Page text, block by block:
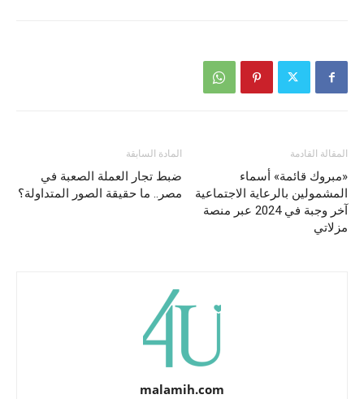
المادة السابقة
ضبط تجار العملة الصعبة في
مصر.. ما حقيقة الصور المتداولة؟
المقالة القادمة
«مبروك قائمة» أسماء
المشمولين بالرعاية الاجتماعية
آخر وجبة في 2024 عبر منصة
مزلاتي
malamih.com